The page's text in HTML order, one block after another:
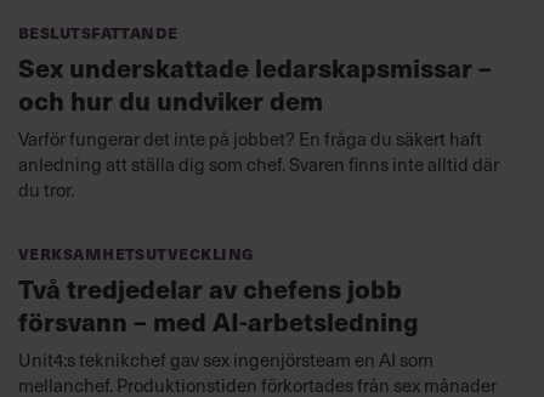
Beslutsfattande
Sex underskattade ledarskapsmissar –
och hur du undviker dem
Varför fungerar det inte på jobbet? En fråga du säkert haft
anledning att ställa dig som chef. Svaren finns inte alltid där
du tror.
Verksamhetsutveckling
Två tredjedelar av chefens jobb
försvann – med AI-arbetsledning
Unit4:s teknikchef gav sex ingenjörsteam en AI som
mellanchef. Produktionstiden förkortades från sex månader